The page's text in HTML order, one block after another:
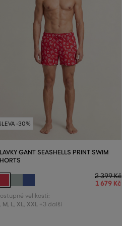
-30%
GANT SEASHELLS PRINT SWIM
2 399 Kč
1 679 Kč
velikosti:
M L XL XXL +3 další